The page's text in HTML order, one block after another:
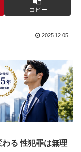
コピー
2025.12.05
る 性犯罪は無理